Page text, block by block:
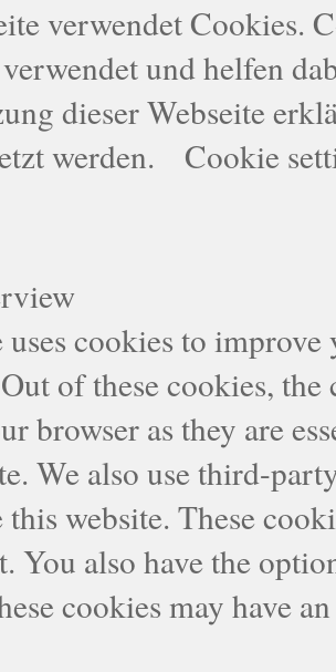
verwendet Cookies.
und helfen
dieser Webseite
werden.
Cookie
uses cookies to
of these cookies,
browser as they are
We also use third-
this website. These
You also have the
cookies may have